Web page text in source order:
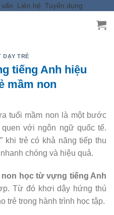
Liên hệ Tuyển dụng
DẠY TRẺ
tiếng Anh hiệu
mầm non
tuổi mầm non là một bước
với ngôn ngữ quốc tế.
khi trẻ có khả năng tiếp thu
chóng và hiệu quả.
non học từ vựng tiếng Anh
Từ đó khơi dậy hứng thú
trẻ trong hành trình học tập.